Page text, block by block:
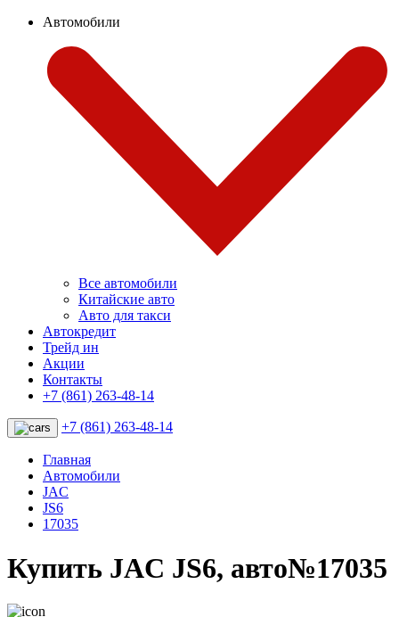
Автомобили
Все автомобили
Китайские авто
Авто для такси
Автокредит
Трейд ин
Акции
Контакты
+7 (861) 263-48-14
+7 (861) 263-48-14
Главная
Автомобили
JAC
JS6
17035
Купить JAC JS6, авто№17035